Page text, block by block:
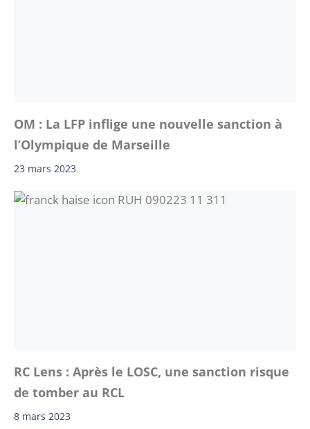
OM : La LFP inflige une nouvelle sanction à
l’Olympique de Marseille
23 mars 2023
RC Lens : Après le LOSC, une sanction risque
de tomber au RCL
8 mars 2023